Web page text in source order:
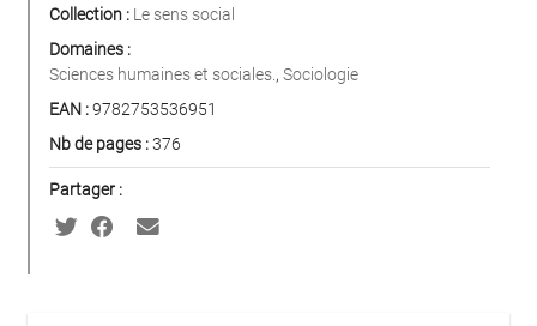
Collection : Le sens social
Domaines :
Sciences humaines et sociales., Sociologie
EAN :9782753536951
Nb de pages :376
Partager :